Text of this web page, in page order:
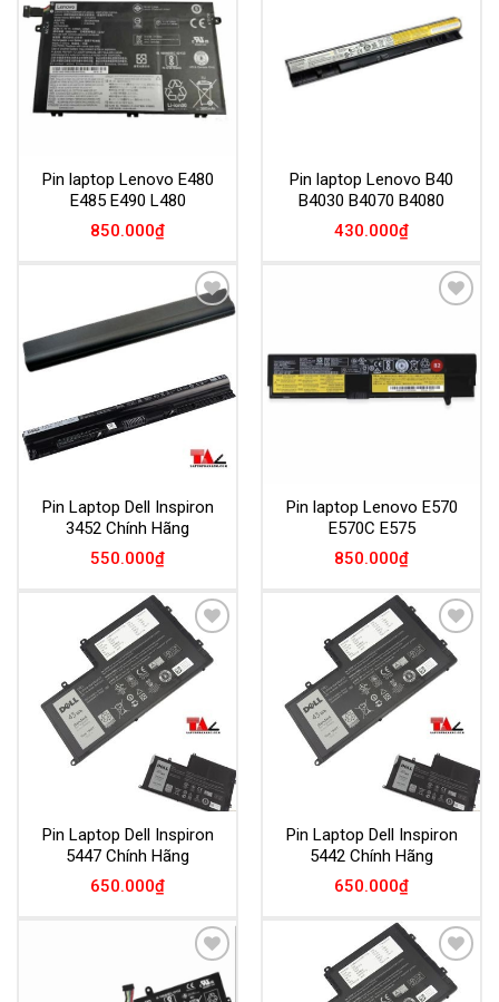
Wishlist
Pin laptop Lenovo E480
E485 E490 L480
850.000₫
Pin laptop Lenovo B40
B4030 B4070 B4080
430.000₫
Add to
Pin Laptop Dell Inspiron
3452 Chính Hãng
550.000₫
Pin laptop Lenovo E570
E570C E575
850.000₫
Add to
Wishlist
Pin Laptop Dell Inspiron
5447 Chính Hãng
650.000₫
Add to
Wishlist
Pin Laptop Dell Inspiron
5442 Chính Hãng
650.000₫
Add to
Wishlist
Add to
Wishlist